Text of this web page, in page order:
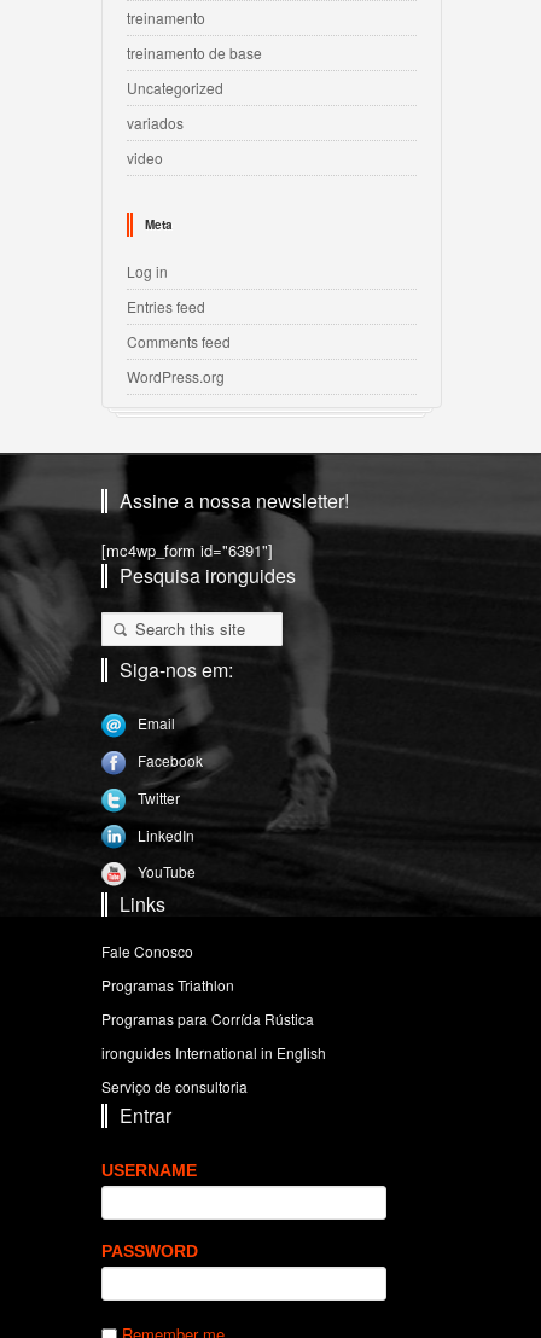
treinamento
treinamento de base
Uncategorized
variados
video
Meta
Log in
Entries feed
Comments feed
WordPress.org
Assine a nossa newsletter!
[mc4wp_form id="6391"]
Pesquisa ironguides
Siga-nos em:
Email
Facebook
Twitter
LinkedIn
YouTube
Links
Fale Conosco
Programas Triathlon
Programas para Corrída Rústica
ironguides International in English
Serviço de consultoria
Entrar
USERNAME
PASSWORD